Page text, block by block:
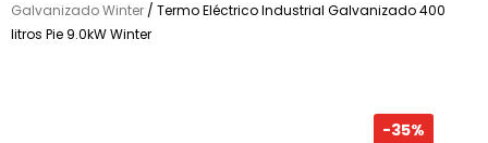
Galvanizado Winter / Termo Eléctrico Industrial Galvanizado 400
litros Pie 9.0kW Winter
-35%